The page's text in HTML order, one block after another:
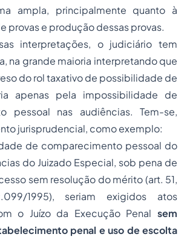
ampla, principalmente quanto à
provas e produção dessas provas.
interpretações, o judiciário tem
na grande maioria interpretando que
do rol taxativo de possibilidade de
apenas pela impossibilidade de
pessoal nas audiências. Tem-se,
jurisprudencial, como exemplo:
de comparecimento pessoal do
do Juizado Especial, sob pena de
sem resolução do mérito (art. 51,
1995), seriam exigidos atos
o Juízo da Execução Penal sem
penal e uso de escolta